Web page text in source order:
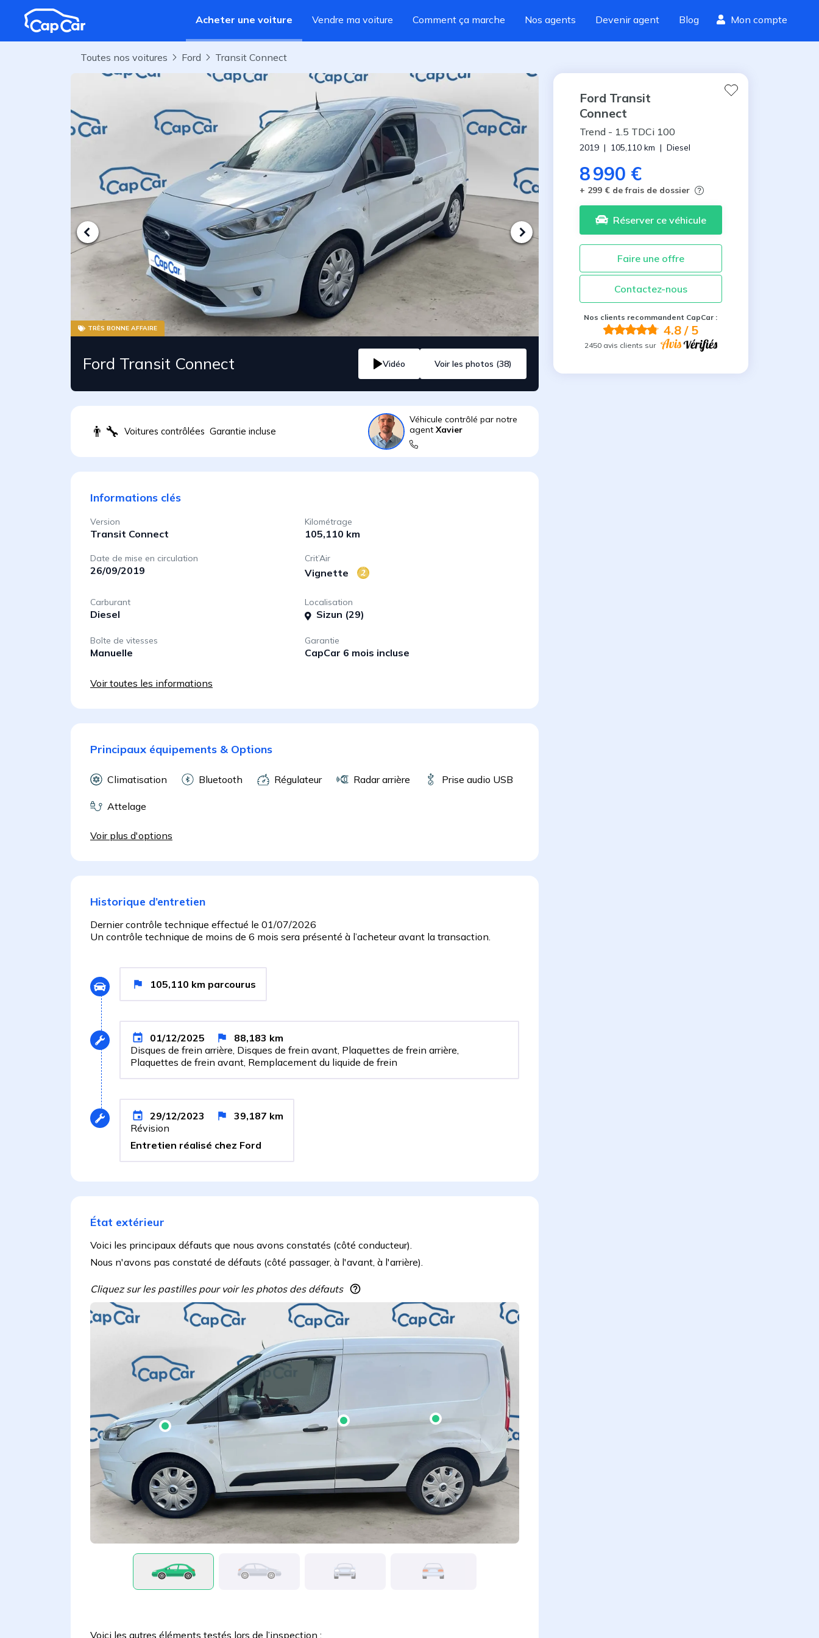
Aller au contenu principal
Acheter une voiture
Vendre ma voiture Comment ça marche Nos agents Devenir agent Blog Mon compte
Toutes nos voitures Ford Transit Connect
TRÈS BONNE AFFAIRE
Ford Transit Connect Vidéo Voir les photos (38)
Ford Transit
Connect
Trend- 1.5 TDCi 100
2019 | 105,110km | Diesel
8 990 €
+ 299 € de frais de dossier
Réserver ce véhicule
Faire une offre
Contactez-nous
Nos clients recommandent CapCar :
4.8/ 5
2450 avis clients sur
👨 Voitures contrôlées Garantie incluse
Véhicule contrôlé par notre
agent Xavier
Informations clés
Version
Transit Connect
Kilométrage
105,110 km
Date de mise en circulation
26/09/2019
Crit’Air
Vignette
Carburant
Diesel
Localisation
Sizun (29)
Boîte de vitesses
Manuelle
Garantie
CapCar 6 mois incluse
Voir toutes les informations
Principaux équipements & Options
Climatisation Bluetooth Régulateur Radar arrière Prise audio USB
Attelage
Voir plus d'options
Historique d’entretien
Dernier contrôle technique effectué le 01/07/2026
Un contrôle technique de moins de 6 mois sera présenté à l’acheteur avant la transaction.
105,110 km parcourus
01/12/2025 88,183 km
Disques de frein arrière, Disques de frein avant, Plaquettes de frein arrière,
Plaquettes de frein avant, Remplacement du liquide de frein
29/12/2023 39,187 km
Révision
Entretien réalisé chez Ford
État extérieur
Voici les principaux défauts que nous avons constatés (côté conducteur).
Nous n'avons pas constaté de défauts (côté passager, à l'avant, à l'arrière).
Cliquez sur les pastilles pour voir les photos des défauts
Voici les autres éléments testés lors de l’inspection :